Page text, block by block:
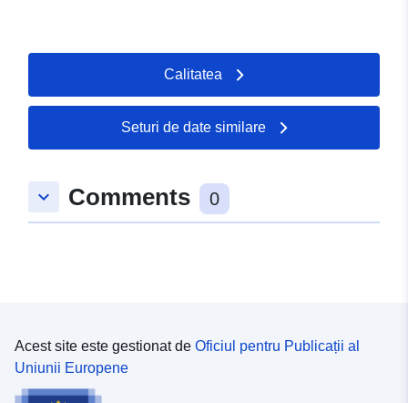
Calitatea
Seturi de date similare
keyboard_arrow_down Comments 0
Acest site este gestionat de Oficiul pentru Publicații al
Uniunii Europene